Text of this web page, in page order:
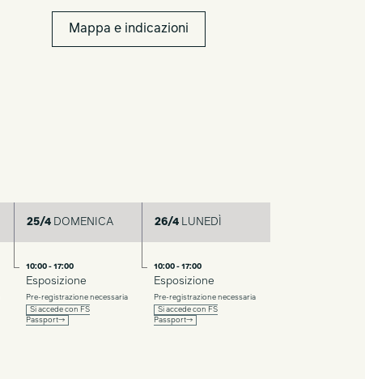
Mappa e indicazioni
25/4DOMENICA
10:00 - 17:00
Esposizione
Pre-registrazione necessaria
Si accede con FS
Passport→
26/4 LUNEDÌ
10:00 - 17:00
Esposizione
Pre-registrazione necessaria
Si accede con FS
Passport→